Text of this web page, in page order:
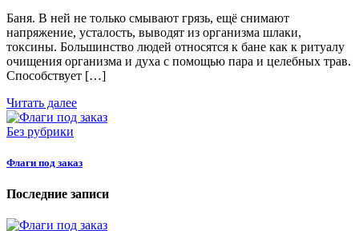
Баня. В ней не только смывают грязь, ещё снимают
напряжение, усталость, выводят из организма шлаки,
токсины. Большинство людей относятся к бане как к ритуалу
очищения организма и духа с помощью пара и целебных трав.
Способствует […]
Читать далее
Без рубрики
Флаги под заказ
Последние записи